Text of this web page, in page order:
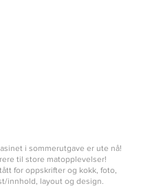
i sommerutgave er ute nå!
til store matopplevelser!
for oppskrifter og kokk, foto,
innhold, layout og design.